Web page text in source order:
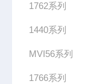
1762系列
1440系列
MVI56系列
1766系列